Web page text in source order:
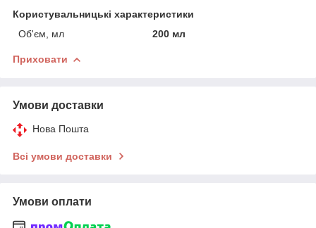
Користувальницькі характеристики
Об'єм, мл
200 мл
Приховати
Умови доставки
Нова Пошта
Всі умови доставки
Умови оплати